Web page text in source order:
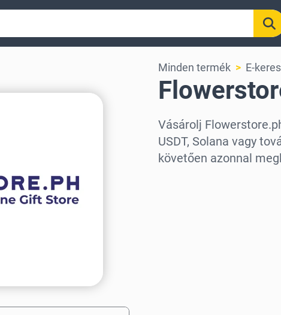
Minden termék E-
Vásárolj
USDT, Solana vagy
követően azonnal